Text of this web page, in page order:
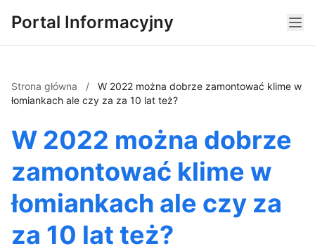
Portal Informacyjny
Strona główna /
W 2022 można dobrze zamontować klime w
łomiankach ale czy za za 10 lat też?
W 2022 można dobrze
zamontować klime w
łomiankach ale czy za
za 10 lat też?